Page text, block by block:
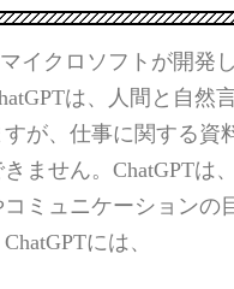
イクロソフトが開発
は、人間と自然
が、仕事に関する資
ません。ChatGPTは
ミュニケーションの
には、